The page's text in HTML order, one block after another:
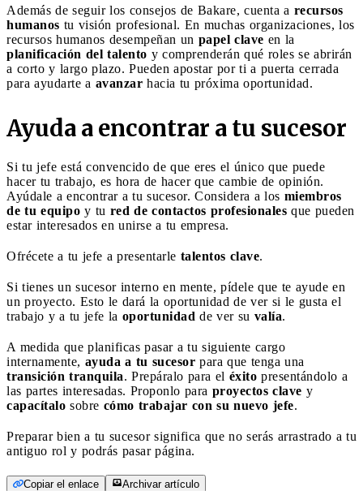
Además de seguir los consejos de Bakare, cuenta a recursos
humanos tu visión profesional. En muchas organizaciones, los
recursos humanos desempeñan un papel clave en la
planificación del talento y comprenderán qué roles se abrirán
a corto y largo plazo. Pueden apostar por ti a puerta cerrada
para ayudarte a avanzar hacia tu próxima oportunidad.
Ayuda a encontrar a tu sucesor
Si tu jefe está convencido de que eres el único que puede
hacer tu trabajo, es hora de hacer que cambie de opinión.
Ayúdale a encontrar a tu sucesor. Considera a los miembros
de tu equipo y tu red de contactos profesionales que pueden
estar interesados en unirse a tu empresa.
Ofrécete a tu jefe a presentarle talentos clave.
Si tienes un sucesor interno en mente, pídele que te ayude en
un proyecto. Esto le dará la oportunidad de ver si le gusta el
trabajo y a tu jefe la oportunidad de ver su valía.
A medida que planificas pasar a tu siguiente cargo
internamente, ayuda a tu sucesor para que tenga una
transición tranquila. Prepáralo para el éxito presentándolo a
las partes interesadas. Proponlo para proyectos clave y
capacítalo sobre cómo trabajar con su nuevo jefe.
Preparar bien a tu sucesor significa que no serás arrastrado a tu
antiguo rol y podrás pasar página.
Copiar el enlace Archivar artículo